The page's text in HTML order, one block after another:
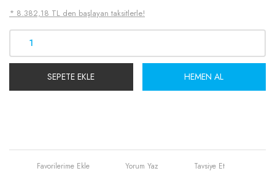
* 8.382,18 TL den başlayan taksitlerle!
SEPETE EKLE HEMEN AL
Yorum Yaz Tavsiye Et